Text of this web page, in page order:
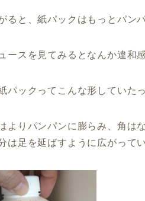
ると、紙パックはもっとパン
ースを見てみるとなんか違和
パックってこんな形していた
よりパンパンに膨らみ、角は
は足を延ばすように広がって